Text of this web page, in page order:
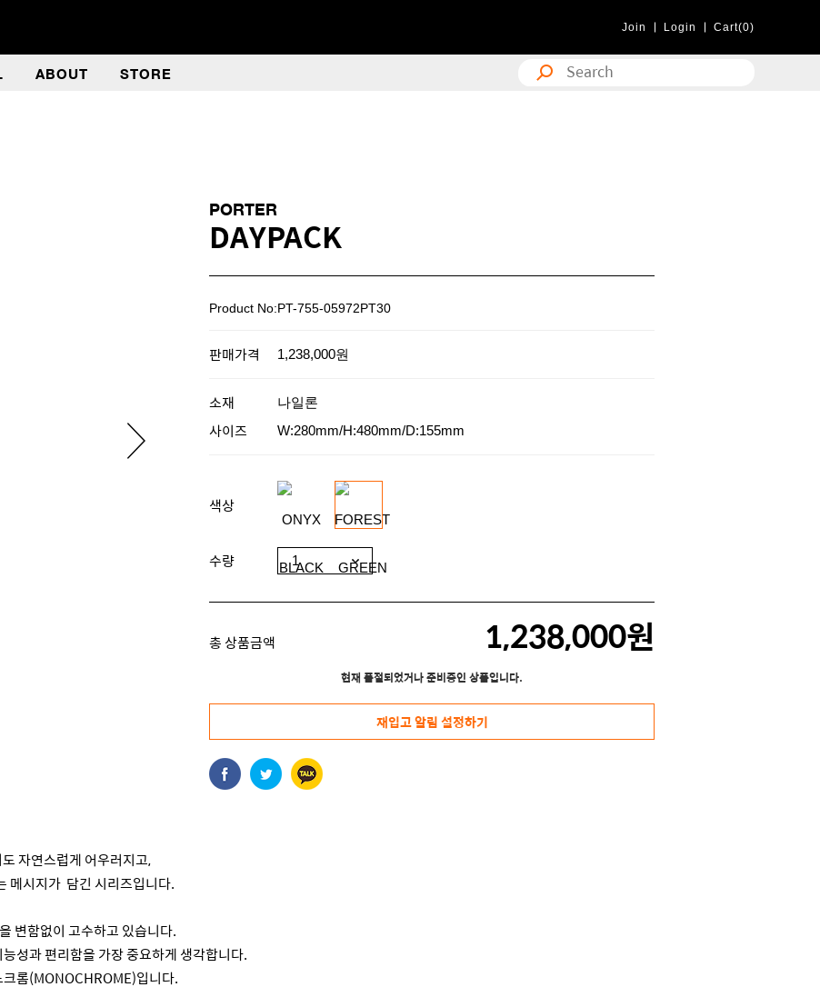
Join Login Cart(0)
ABOUT STORE
PORTER
DAYPACK
Product No:PT-755-05972PT30
판매가격 1,238,000원
소재 나일론
사이즈 W:280mm/H:480mm/D:155mm
색상
수량
총 상품금액 1,238,000원
현재 품절되었거나 준비중인 상품입니다.
재입고 알림 설정하기
자연스럽게 어우러지고,
메시지가 담긴 시리즈입니다.
변함없이 고수하고 있습니다.
성과 편리함을 가장 중요하게 생각합니다.
롬(MONOCHROME)입니다.